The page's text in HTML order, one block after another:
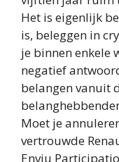
Het is eigenlijk
is, beleggen in
je binnen enkele
negatief
belangen vanuit
Moet je
vertrouwde
Enviu